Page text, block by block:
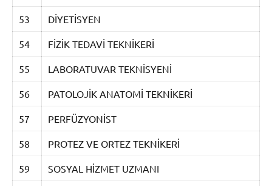
53 DİYETİSYEN
54 FİZİK TEDAVİ TEKNİKERİ
55 LABORATUVAR TEKNİSYENİ
56 PATOLOJİK ANATOMİ TEKNİKERİ
57 PERFÜZYONİST
58 PROTEZ VE ORTEZ TEKNİKERİ
59 SOSYAL HİZMET UZMANI